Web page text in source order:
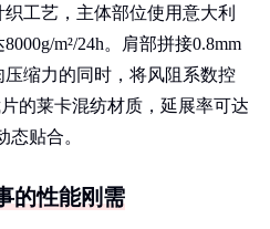
工艺，主体部位使用意大利
m²/24h。肩部拼接0.8mm
缩力的同时，将风阻系数控
的莱卡混纺材质，延展率可达
态贴合。
的性能刚需